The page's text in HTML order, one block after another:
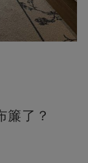
簾了？